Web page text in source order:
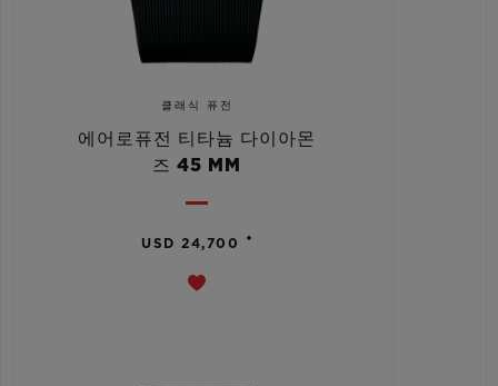
클래식 퓨전
에어로퓨전 티타늄 다이아몬
즈 45 MM
USD 24,700 •